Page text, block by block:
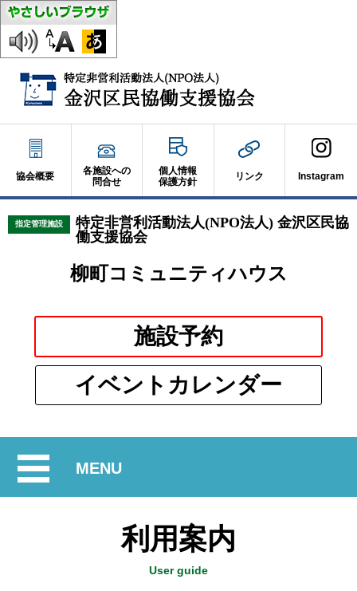
協会概要
各施設への
問合せ
個人情報
保護方針
リンク Instagram
特定非営利活動法人(NPO法人) 金沢区民協
働支援協会
指定管理施設
柳町コミュニティハウス
施設予約別
ウ
ィ
ン
開
イベント カレンダー別
ウ
ウ
MENU開
閉
利用案内
User guide